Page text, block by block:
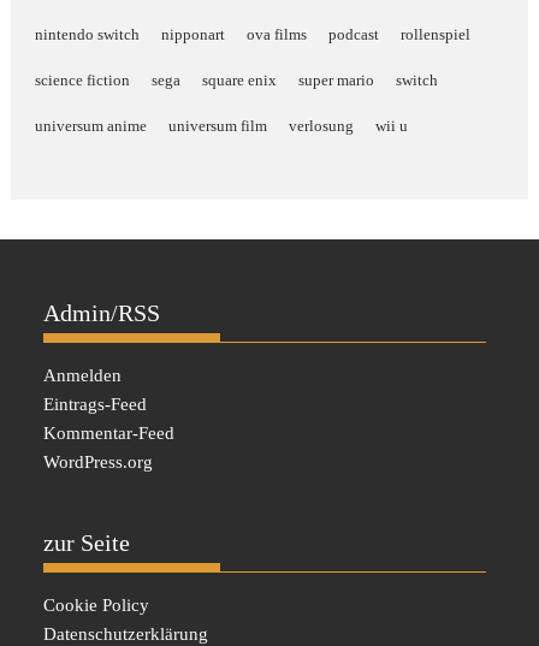
nintendo switch nipponart ova films podcast rollenspiel
science fiction sega square enix super mario switch
universum anime universum film verlosung wii u
Admin/RSS
Anmelden
Eintrags-Feed
Kommentar-Feed
WordPress.org
zur Seite
Cookie Policy
Datenschutzerklärung